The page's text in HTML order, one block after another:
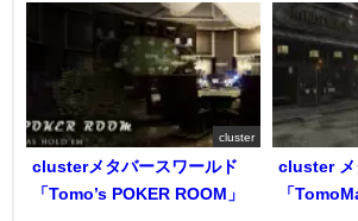
cluster
clusterメタバースワールド
「Tomo’s POKER ROOM」
cluster メ
「